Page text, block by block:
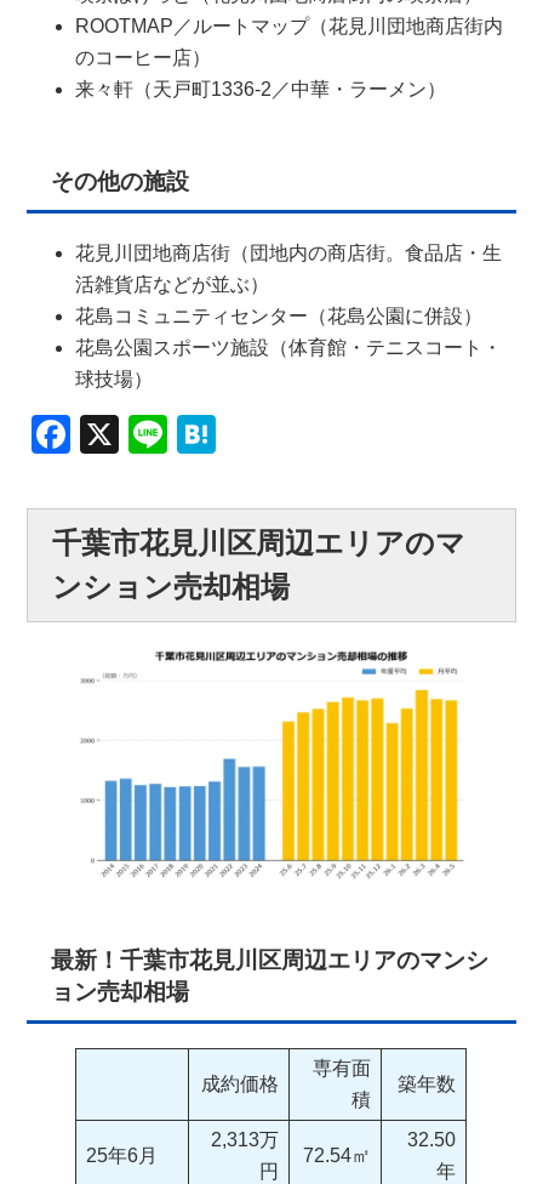
ROOTMAP／ルートマップ（花見川団地商店街内
のコーヒー店）
来々軒（天戸町1336-2／中華・ラーメン）
その他の施設
花見川団地商店街（団地内の商店街。食品店・生
活雑貨店などが並ぶ）
花島コミュニティセンター（花島公園に併設）
花島公園スポーツ施設（体育館・テニスコート・
球技場）
Facebook
X Line
千葉市花見川区周辺エリアのマ
ンション売却相場
最新！千葉市花見川区周辺エリアのマンシ
ョン売却相場
成約価格
専有面
積
築年数
25年6月
2,313万
円
72.54㎡
32.50
年